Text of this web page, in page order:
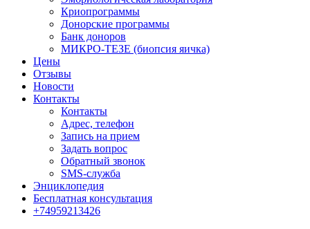
Криопрограммы
Донорские программы
Банк доноров
МИКРО-ТЕЗЕ (биопсия яичка)
Цены
Отзывы
Новости
Контакты
Контакты
Адрес, телефон
Запись на прием
Задать вопрос
Обратный звонок
SMS-служба
Энциклопедия
Бесплатная консультация
+74959213426